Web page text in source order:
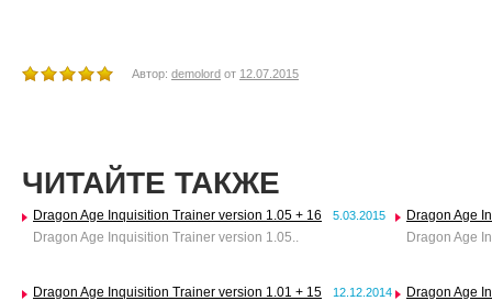
Автор: demolord от 12.07.2015
ЧИТАЙТЕ ТАКЖЕ
Dragon Age Inquisition Trainer version 1.05 + 16 5.03.2015
Dragon Age Inquisition Trainer version 1.05..
Dragon Age
Dragon Age
Dragon Age Inquisition Trainer version 1.01 + 15 12.12.2014
Dragon Age